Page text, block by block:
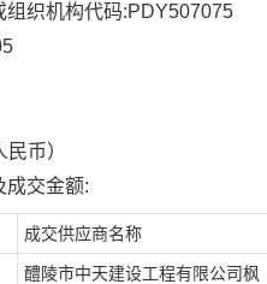
组织机构代码:PDY507075
民币）
成交金额:
成交供应商名称
醴陵市中天建设工程有限公司枫